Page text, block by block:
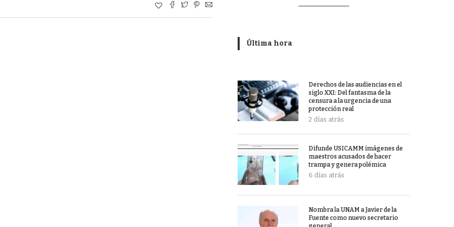
Última hora
Derechos de las audiencias en el
siglo XXI: Del fantasma de la
censura a la urgencia de una
protección real
2 días atrás
Difunde USICAMM imágenes de
maestros acusados de hacer
trampa y genera polémica
6 días atrás
Nombra la UNAM a Javier de la
Fuente como nuevo secretario